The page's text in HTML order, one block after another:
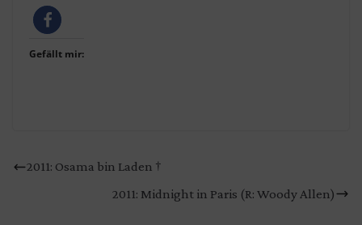
Gefällt mir:
2011: Osama bin Laden †
2011: Midnight in Paris (R: Woody Allen)